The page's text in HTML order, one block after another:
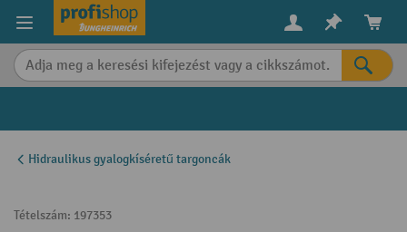
content
Hidraulikus gyalogkíséretű targoncák
Tételszám: 197353